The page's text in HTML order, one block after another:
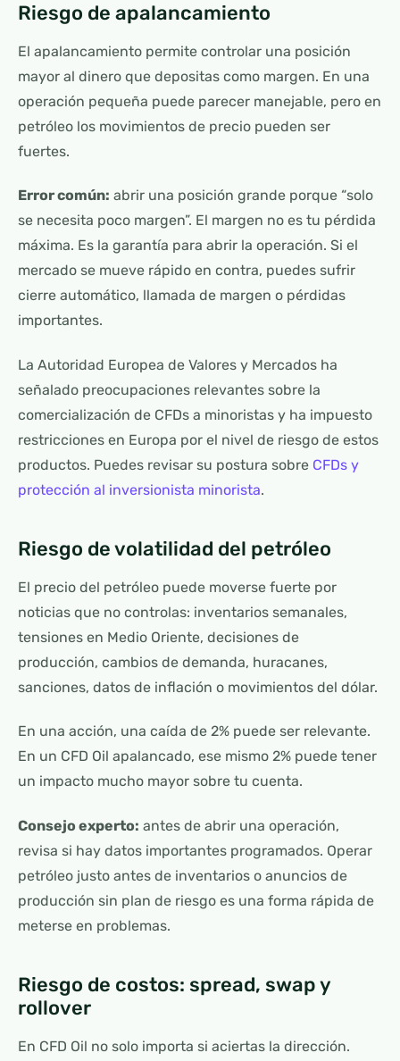
Riesgo de apalancamiento
El apalancamiento permite controlar una posición
mayor al dinero que depositas como margen. En una
operación pequeña puede parecer manejable, pero en
petróleo los movimientos de precio pueden ser
fuertes.
Error común: abrir una posición grande porque “solo
se necesita poco margen”. El margen no es tu pérdida
máxima. Es la garantía para abrir la operación. Si el
mercado se mueve rápido en contra, puedes sufrir
cierre automático, llamada de margen o pérdidas
importantes.
La Autoridad Europea de Valores y Mercados ha
señalado preocupaciones relevantes sobre la
comercialización de CFDs a minoristas y ha impuesto
restricciones en Europa por el nivel de riesgo de estos
productos. Puedes revisar su postura sobre CFDs y
protección al inversionista minorista.
Riesgo de volatilidad del petróleo
El precio del petróleo puede moverse fuerte por
noticias que no controlas: inventarios semanales,
tensiones en Medio Oriente, decisiones de
producción, cambios de demanda, huracanes,
sanciones, datos de inflación o movimientos del dólar.
En una acción, una caída de 2% puede ser relevante.
En un CFD Oil apalancado, ese mismo 2% puede tener
un impacto mucho mayor sobre tu cuenta.
Consejo experto: antes de abrir una operación,
revisa si hay datos importantes programados. Operar
petróleo justo antes de inventarios o anuncios de
producción sin plan de riesgo es una forma rápida de
meterse en problemas.
Riesgo de costos: spread, swap y
rollover
En CFD Oil no solo importa si aciertas la dirección.